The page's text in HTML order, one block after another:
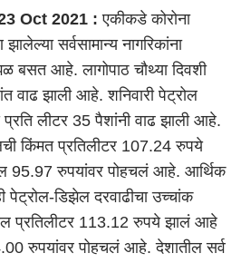
Oct 2021 : एकीकडे कोरोना
सर्वसामान्य नागरिकांना
बसत आहे. लागोपाठ चौथ्या दिवशी
वाढ झाली आहे. शनिवारी पेट्रोल
लीटर 35 पैशांनी वाढ झाली आहे.
किंमत प्रतिलीटर 107.24 रुपये
95.97 रुपयांवर पोहचलं आहे. आर्थिक
पेट्रोल-डिझेल दरवाढीचा उच्चांक
प्रतिलीटर 113.12 रुपये झालं आहे
रुपयांवर पोहचलं आहे. देशातील सर्व